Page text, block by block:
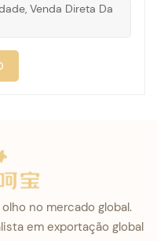
Venda Direta Da
no mercado global.
em exportação global